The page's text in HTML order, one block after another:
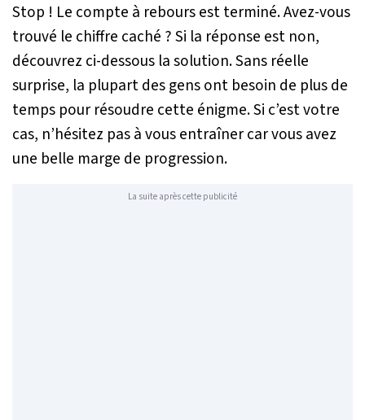
Stop ! Le compte à rebours est terminé. Avez-vous
trouvé le chiffre caché ? Si la réponse est non,
découvrez ci-dessous la solution. Sans réelle
surprise, la plupart des gens ont besoin de plus de
temps pour résoudre cette énigme. Si c’est votre
cas, n’hésitez pas à vous entraîner car vous avez
une belle marge de progression.
La suite après cette publicité